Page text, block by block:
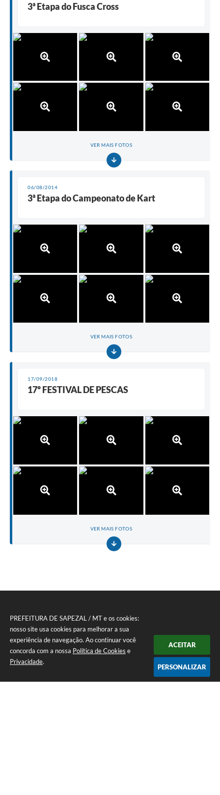
PREFEITURA DE SAPEZAL / MT e os cookies:
nosso site usa cookies para melhorar a sua
experiência de navegação. Ao continuar você
concorda com a nossa Política de Cookies e
Privacidade.
ACEITAR
PERSONALIZAR
3ª Etapa do Fusca Cross
VER MAIS FOTOS
06/08/2014
3ª Etapa do Campeonato de Kart
VER MAIS FOTOS
17/09/2018
17º FESTIVAL DE PESCAS
VER MAIS FOTOS